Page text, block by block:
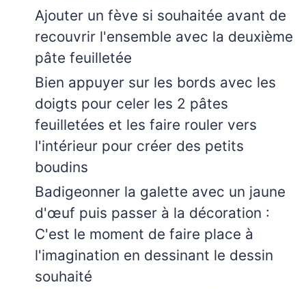
Ajouter un fève si souhaitée avant de
recouvrir l'ensemble avec la deuxième
pâte feuilletée
Bien appuyer sur les bords avec les
doigts pour celer les 2 pâtes
feuilletées et les faire rouler vers
l'intérieur pour créer des petits
boudins
Badigeonner la galette avec un jaune
d'œuf puis passer à la décoration :
C'est le moment de faire place à
l'imagination en dessinant le dessin
souhaité